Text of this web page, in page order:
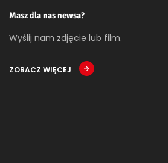
Masz dla nas newsa?
Wyślij nam zdjęcie lub film.
ZOBACZ WIĘCEJ